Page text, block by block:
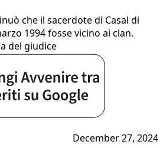
che il sacerdote di Casal di
1994 fosse vicino ai clan.
del giudice
December 27, 2024